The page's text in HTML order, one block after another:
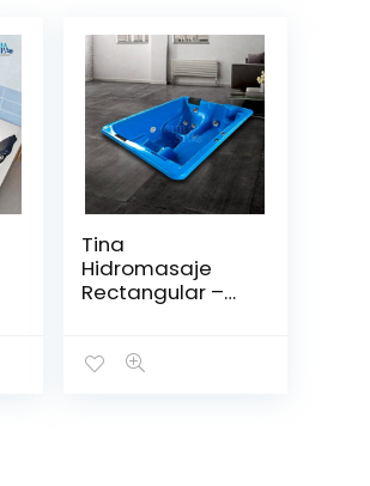
Tina
Hidromasaje
Rectangular –